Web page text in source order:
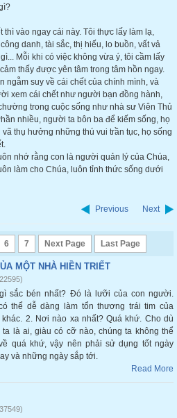
thì vào ngay cái này. Tôi thực lấy làm lạ,
danh, tài sắc, thị hiếu, lo buồn, vất vả
Mỗi khi có việc không vừa ý, tôi cầm lấy
thấy được yên tâm trong tâm hồn ngay.
ngẫm suy về cái chết của chính mình, và
xem cái chết như người bạn đồng hành,
trong cuộc sống như nhà sư Viên Thủ
nhiều, người ta bôn ba để kiếm sống, họ
vã thụ hưởng những thú vui trần tục, họ sống
nhớ rằng con là người quản lý của Chúa,
làm cho Chúa, luôn tỉnh thức sống dưới
Previous Next
6 7 Next Page Last Page
MỘT NHÀ HIỀN TRIẾT
sắc bén nhất? Đó là lưỡi của con người.
thể dễ dàng làm tổn thương trái tim của
2. Nơi nào xa nhất? Quá khứ. Cho dù
ta là ai, giàu có cỡ nào, chúng ta không thể
quá khứ, vậy nên phải sử dụng tốt ngày
và những ngày sắp tới.
Read More